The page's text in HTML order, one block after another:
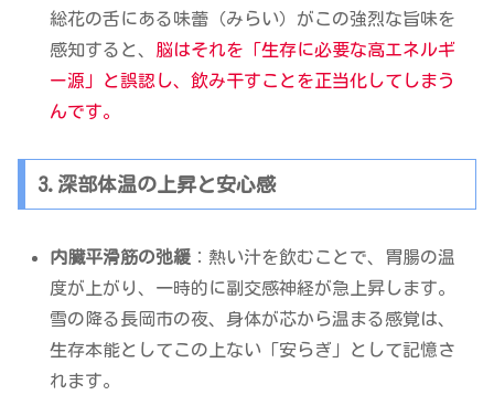
総花の舌にある味蕾（みらい）がこの強烈な旨味を
感知すると、 脳はそれを「生存に必要な高エネルギ
ー源」と誤認し、飲み干すことを正当化してしまう
んです。
3.深部体温の上昇と安心感
内臓平滑筋の弛緩 ：熱い汁を飲むことで、胃腸の温
度が上がり、一時的に副交感神経が急上昇します。
雪の降る長岡市の夜、身体が芯から温まる感覚は、
生存本能としてこの上ない「安らぎ」として記憶さ
れます。